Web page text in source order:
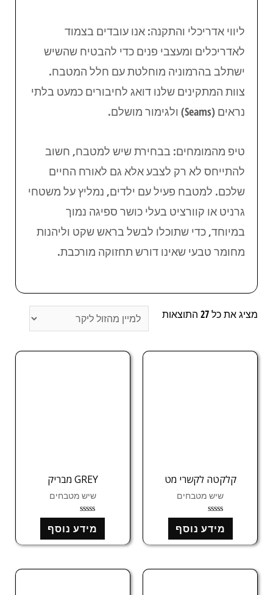
ליווי אדריכלי והתקנה: אנו עובדים בצמוד
לאדריכלים ומעצבי פנים כדי להבטיח שהשיש
ישתלב בהרמוניה מוחלטת עם חלל המטבח.
צוות המתקינים שלנו דואג לחיבורים כמעט בלתי
נראים (Seams) ולגימור מושלם.
טיפ מהמומחים: בבחירת שיש למטבח, חשוב
להתייחס לא רק לצבע אלא גם לאורח החיים
שלכם. למטבח פעיל עם ילדים, נמליץ על משטחי
גרניט או קוורציט בעלי כושר ספיגה נמוך
במיוחד, כדי שתוכלו לבשל בראש שקט וליהנות
מחומר טבעי שאינו דורש תחזוקה מורכבת.
מציג את כל 27 התוצאות
קלקטה לקשרי מט
שיש מטבחים
ו
ג
ת
מידע נוסף
GREY מבריק
שיש מטבחים
ו
ג
ת
מידע נוסף